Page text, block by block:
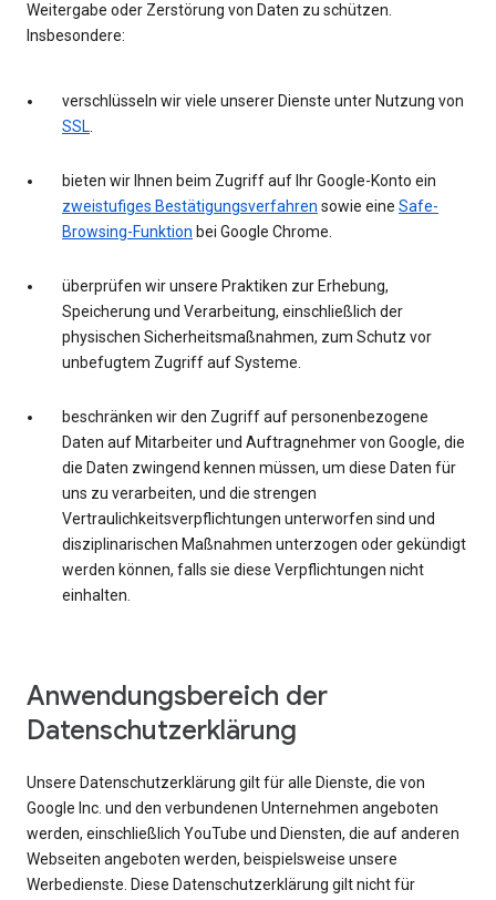
Weitergabe oder Zerstörung von Daten zu schützen.
Insbesondere:
verschlüsseln wir viele unserer Dienste unter Nutzung von
SSL.
bieten wir Ihnen beim Zugriff auf Ihr Google-Konto ein
zweistufiges Bestätigungsverfahren sowie eine Safe-
Browsing-Funktion bei Google Chrome.
überprüfen wir unsere Praktiken zur Erhebung,
Speicherung und Verarbeitung, einschließlich der
physischen Sicherheitsmaßnahmen, zum Schutz vor
unbefugtem Zugriff auf Systeme.
beschränken wir den Zugriff auf personenbezogene
Daten auf Mitarbeiter und Auftragnehmer von Google, die
die Daten zwingend kennen müssen, um diese Daten für
uns zu verarbeiten, und die strengen
Vertraulichkeitsverpflichtungen unterworfen sind und
disziplinarischen Maßnahmen unterzogen oder gekündigt
werden können, falls sie diese Verpflichtungen nicht
einhalten.
Anwendungsbereich der
Datenschutzerklärung
Unsere Datenschutzerklärung gilt für alle Dienste, die von
Google Inc. und den verbundenen Unternehmen angeboten
werden, einschließlich YouTube und Diensten, die auf anderen
Webseiten angeboten werden, beispielsweise unsere
Werbedienste. Diese Datenschutzerklärung gilt nicht für